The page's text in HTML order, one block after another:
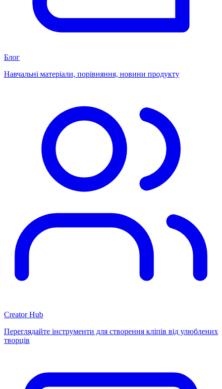
Блог
Навчальні матеріали, порівняння, новини продукту
Creator Hub
Переглядайте інструменти для створення кліпів від улюблених
творців